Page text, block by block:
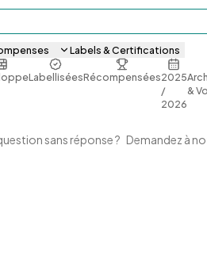
Labels & Certifications
LabelliséesRécompensées2025
/
2026
&
sans réponse ? Demandez à